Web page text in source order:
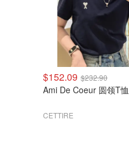
$152.09 $232.90
Ami De Coeur 圆领T恤
CETTIRE